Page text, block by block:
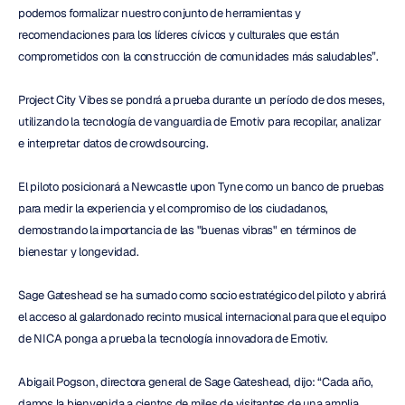
podemos formalizar nuestro conjunto de herramientas y
recomendaciones para los líderes cívicos y culturales que están
comprometidos con la construcción de comunidades más saludables”.
Project City Vibes se pondrá a prueba durante un período de dos meses,
utilizando la tecnología de vanguardia de Emotiv para recopilar, analizar
e interpretar datos de crowdsourcing.
El piloto posicionará a Newcastle upon Tyne como un banco de pruebas
para medir la experiencia y el compromiso de los ciudadanos,
demostrando la importancia de las "buenas vibras" en términos de
bienestar y longevidad.
Sage Gateshead se ha sumado como socio estratégico del piloto y abrirá
el acceso al galardonado recinto musical internacional para que el equipo
de NICA ponga a prueba la tecnología innovadora de Emotiv.
Abigail Pogson, directora general de Sage Gateshead, dijo: “Cada año,